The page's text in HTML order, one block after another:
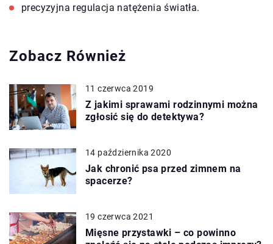
precyzyjna regulacja natężenia światła.
Zobacz Również
11 czerwca 2019
Z jakimi sprawami rodzinnymi można
zgłosić się do detektywa?
14 października 2020
Jak chronić psa przed zimnem na
spacerze?
19 czerwca 2021
Mięsne przystawki – co powinno